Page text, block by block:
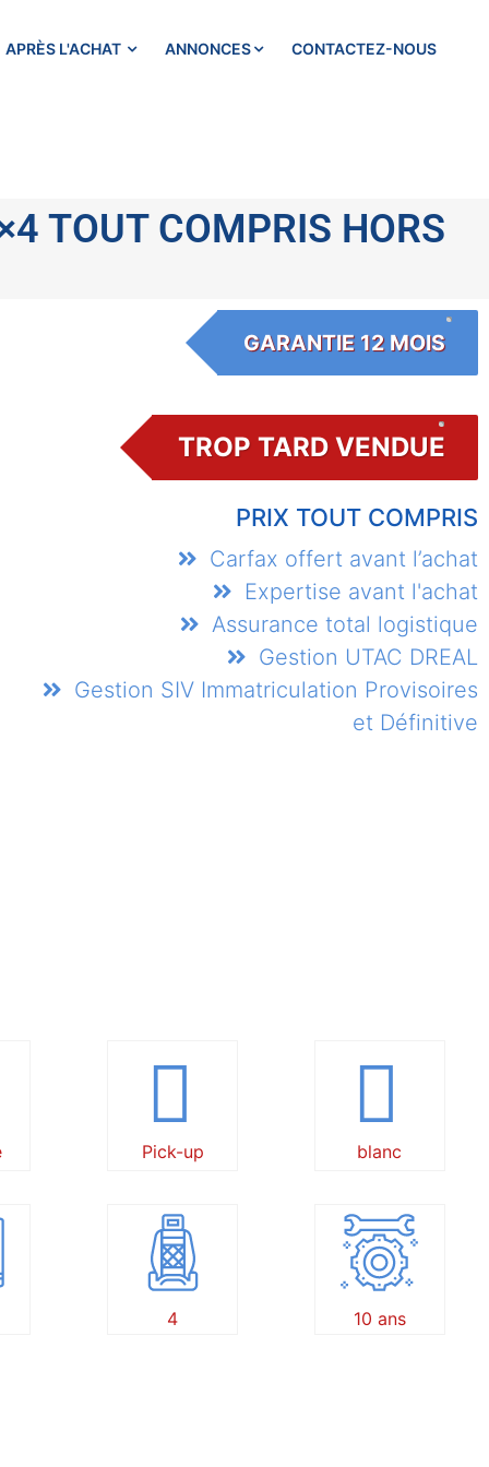
APRÈS L'ACHAT ANNONCES CONTACTEZ-NOUS
TOUT COMPRIS HORS
GARANTIE 12 MOIS
TROP TARD VENDUE
PRIX TOUT COMPRIS
Carfax offert avant l’achat
Expertise avant l'achat
Assurance total logistique
Gestion UTAC DREAL
Gestion SIV Immatriculation Provisoires
et Définitive
Pick-up blanc
4 10 ans